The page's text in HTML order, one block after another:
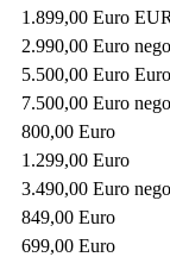
1.899,00 Euro
2.990,00 Euro
5.500,00 Euro Euro
7.500,00 Euro
800,00 Euro
1.299,00 Euro
3.490,00 Euro
849,00 Euro
699,00 Euro